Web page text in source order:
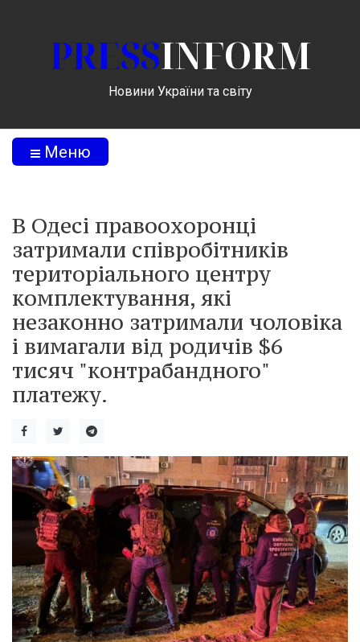
PRESSINFORM
Новини України та світу
Меню
В Одесі правоохоронці
затримали співробітників
територіального центру
комплектування, які
незаконно затримали чоловіка
і вимагали від родичів $6
тисяч "контрабандного"
платежу.